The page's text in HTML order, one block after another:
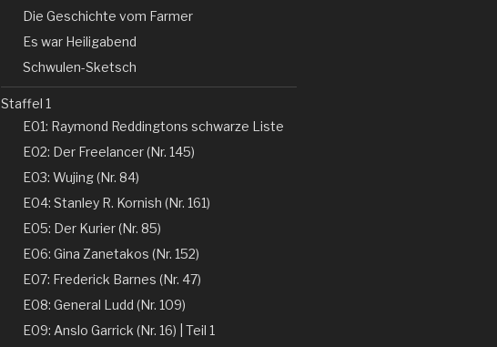
Die Geschichte vom Farmer
Es war Heiligabend
Schwulen-Sketsch
Staffel 1
E01: Raymond Reddingtons schwarze Liste
E02: Der Freelancer (Nr. 145)
E03: Wujing (Nr. 84)
E04: Stanley R. Kornish (Nr. 161)
E05: Der Kurier (Nr. 85)
E06: Gina Zanetakos (Nr. 152)
E07: Frederick Barnes (Nr. 47)
E08: General Ludd (Nr. 109)
E09: Anslo Garrick (Nr. 16) | Teil 1